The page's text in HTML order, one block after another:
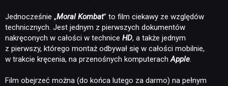
Jednocześnie „Moral Kombat” to film ciekawy ze względów
technicznych. Jest jednym z pierwszych dokumentów
nakręconych w całości w technice HD, a także jednym
z pierwszy, którego montaż odbywał się w całości mobilnie,
w trakcie kręcenia, na przenośnych komputerachApple.
Film obejrzeć można (do końca lutego za darmo) na pełnym